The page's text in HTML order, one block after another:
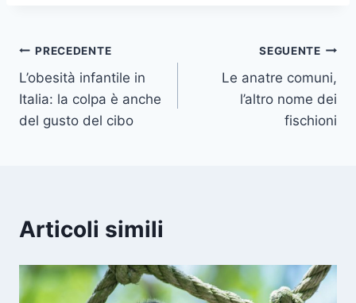
Navigazione
articoli
PRECEDENTE
L’obesità infantile in
Italia: la colpa è anche
del gusto del cibo
SEGUENTE
Le anatre comuni,
l’altro nome dei
fischioni
Articoli simili